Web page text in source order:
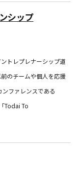
シップ
トレプレナーシップ道
のチームや個人を応援
ファレンスである
Todai To